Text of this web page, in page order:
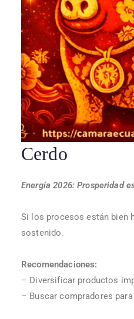
Cerdo
Energía 2026: Prosperidad
Si los procesos están bien
sostenido.
Recomendaciones:
– Diversificar productos
– Buscar compradores